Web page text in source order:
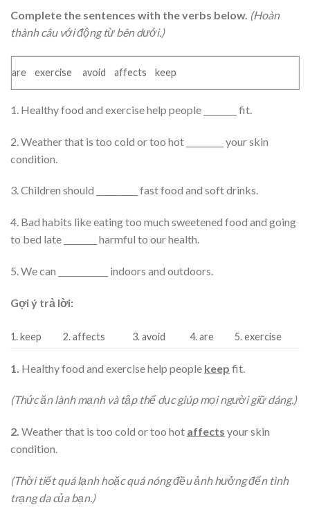
Complete the sentences with the verbs below. (Hoàn
thành câu với động từ bên dưới.)
are exercise avoid affects keep
1. Healthy food and exercise help people ________ fit.
2. Weather that is too cold or too hot _________ your skin
condition.
3. Children should __________ fast food and soft drinks.
4. Bad habits like eating too much sweetened food and going
to bed late ________ harmful to our health.
5. We can ____________ indoors and outdoors.
Gợi ý trả lời:
1. keep 2. affects 3. avoid 4. are 5. exercise
1. Healthy food and exercise help people keep fit.
(Thức ăn lành mạnh và tập thể dục giúp mọi người giữ dáng.)
2. Weather that is too cold or too hot affects your skin
condition.
(Thời tiết quá lạnh hoặc quá nóng đều ảnh hưởng đến tình
trạng da của bạn.)